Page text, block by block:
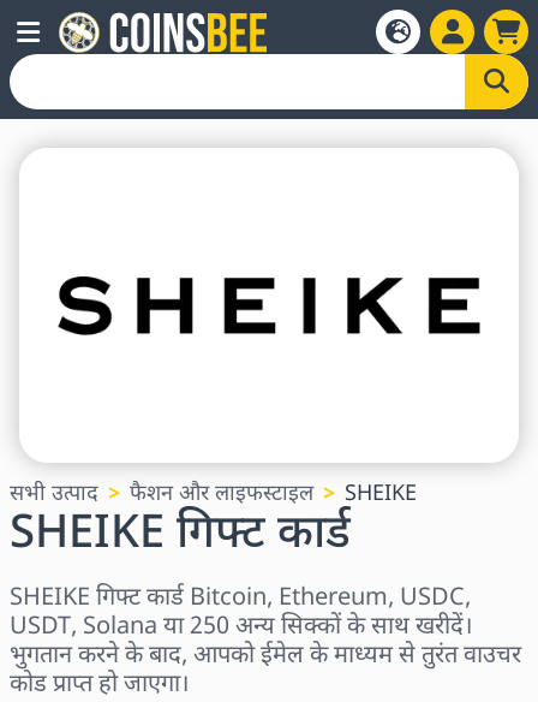
सभी उत्पाद फैशन और लाइफस्टाइल SHEIKE
SHEIKE गिफ्ट कार्ड
SHEIKE गिफ्ट कार्ड Bitcoin, Ethereum, USDC,
USDT, Solana या 250 अन्य सिक्कों के साथ खरीदें।
भुगतान करने के बाद, आपको ईमेल के माध्यम से तुरंत वाउचर
कोड प्राप्त हो जाएगा।